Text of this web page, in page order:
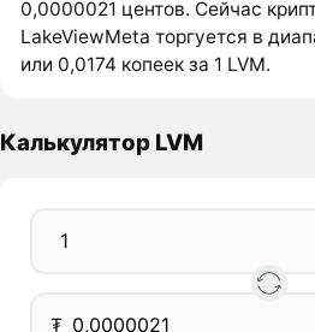
0,0000021 центов. Сейчас
LakeViewMeta торгуется в
или 0,0174 копеек за 1 LVM.
Калькулятор LVM
₮